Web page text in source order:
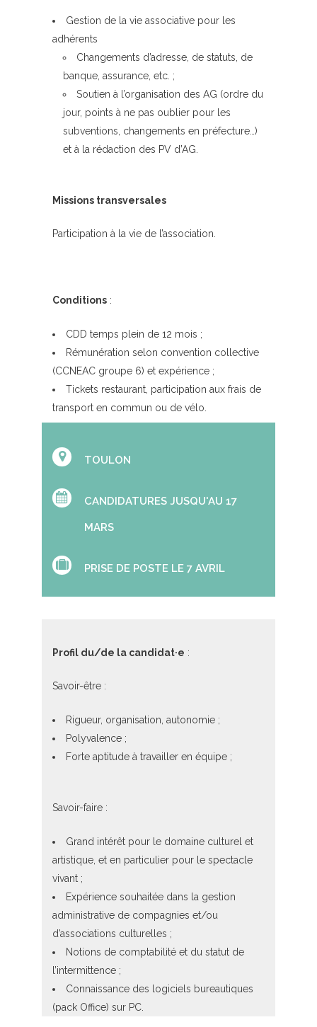
Gestion de la vie associative pour les
adhérents
Changements d’adresse, de statuts, de
banque, assurance, etc. ;
Soutien à l’organisation des AG (ordre du
jour, points à ne pas oublier pour les
subventions, changements en préfecture…)
et à la rédaction des PV d’AG.
Missions transversales
Participation à la vie de l’association.
Conditions :
CDD temps plein de 12 mois ;
Rémunération selon convention collective
(CCNEAC groupe 6) et expérience ;
Tickets restaurant, participation aux frais de
transport en commun ou de vélo.
TOULON
CANDIDATURES JUSQU'AU 17
MARS
PRISE DE POSTE LE 7 AVRIL
Profil du/de la candidat·e :
Savoir-être :
Rigueur, organisation, autonomie ;
Polyvalence ;
Forte aptitude à travailler en équipe ;
Savoir-faire :
Grand intérêt pour le domaine culturel et
artistique, et en particulier pour le spectacle
vivant ;
Expérience souhaitée dans la gestion
administrative de compagnies et/ou
d’associations culturelles ;
Notions de comptabilité et du statut de
l’intermittence ;
Connaissance des logiciels bureautiques
(pack Office) sur PC.